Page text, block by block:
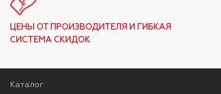
ЦЕНЫ ОТ ПРОИЗВОДИТЕЛЯ И ГИБКАЯ
СИСТЕМА СКИДОК
Каталог